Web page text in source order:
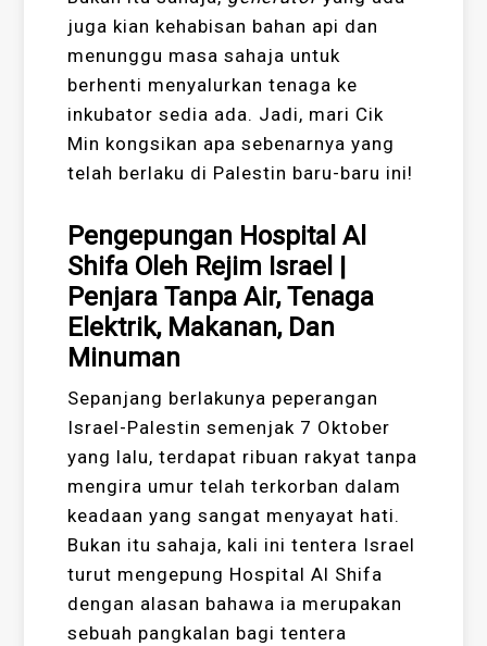
juga kian kehabisan bahan api dan
menunggu masa sahaja untuk
berhenti menyalurkan tenaga ke
inkubator sedia ada. Jadi, mari Cik
Min kongsikan apa sebenarnya yang
telah berlaku di Palestin baru-baru ini!
Pengepungan Hospital Al
Shifa Oleh Rejim Israel |
Penjara Tanpa Air, Tenaga
Elektrik, Makanan, Dan
Minuman
Sepanjang berlakunya peperangan
Israel-Palestin semenjak 7 Oktober
yang lalu, terdapat ribuan rakyat tanpa
mengira umur telah terkorban dalam
keadaan yang sangat menyayat hati.
Bukan itu sahaja, kali ini tentera Israel
turut mengepung Hospital Al Shifa
dengan alasan bahawa ia merupakan
sebuah pangkalan bagi tentera